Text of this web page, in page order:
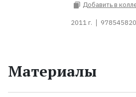
Добавить в
2011 г.
Материалы